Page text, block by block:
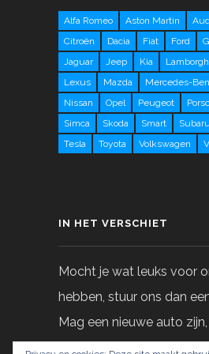
Alfa Romeo Aston Martin
Citroën
Dacia Fiat Ford
Jaguar
Jeep Kia
Lexus
Mazda Mercedes-
Nissan
Opel Peugeot
Simca
Skoda Smart
Tesla
Toyota Volkswagen
IN HET VERSCHIET
Mocht je wat leuks voor
hebben, stuur ons dan
Mag een nieuwe auto
gebruikte!